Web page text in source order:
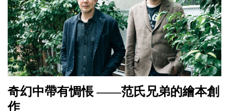
奇幻中帶有惆悵 ——范氏兄弟的繪本創
作